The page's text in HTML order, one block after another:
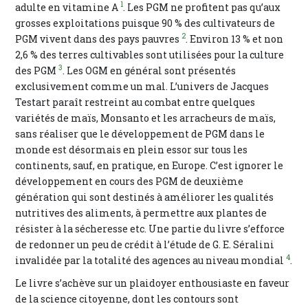
adulte en vitamine A 1. Les PGM ne profitent pas qu’aux
grosses exploitations puisque 90 % des cultivateurs de
PGM vivent dans des pays pauvres 2. Environ 13 % et non
2,6 % des terres cultivables sont utilisées pour la culture
des PGM 3. Les OGM en général sont présentés
exclusivement comme un mal. L’univers de Jacques
Testart paraît restreint au combat entre quelques
variétés de maïs, Monsanto et les arracheurs de maïs,
sans réaliser que le développement de PGM dans le
monde est désormais en plein essor sur tous les
continents, sauf, en pratique, en Europe. C’est ignorer le
développement en cours des PGM de deuxième
génération qui sont destinés à améliorer les qualités
nutritives des aliments, à permettre aux plantes de
résister à la sécheresse etc. Une partie du livre s’efforce
de redonner un peu de crédit à l’étude de G. E. Séralini
invalidée par la totalité des agences au niveau mondial 4.
Le livre s’achève sur un plaidoyer enthousiaste en faveur
de la science citoyenne, dont les contours sont